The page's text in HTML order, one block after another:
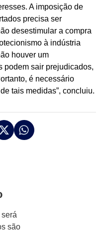
A imposição de
precisa ser
desestimular a compra
à indústria
houver um
podem sair prejudicados,
é necessário
tais medidas”, concluiu.
são